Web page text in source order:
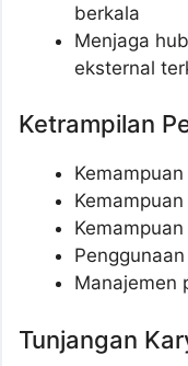
berkala
Menjaga
eksternal
Ketrampilan
Manajemen
Tunjangan